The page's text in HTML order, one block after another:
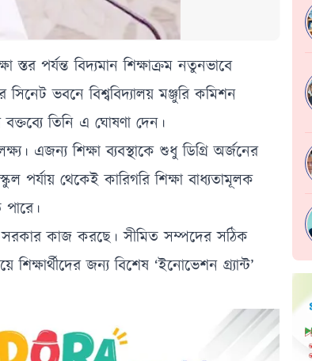
স্তর পর্যন্ত বিদ্যমান শিক্ষাক্রম নতুনভাবে
ভবনে বিশ্ববিদ্যালয় মঞ্জুরি কমিশন
তিনি এ ঘোষণা দেন।
এজন্য শিক্ষা ব্যবস্থাকে শুধু ডিগ্রি অর্জনের
পর্যায় থেকেই কারিগরি শিক্ষা বাধ্যতামূলক
সরকার কাজ করছে। সীমিত সম্পদের সঠিক
জন্য বিশেষ ‘ইনোভেশন গ্র্যান্ট’